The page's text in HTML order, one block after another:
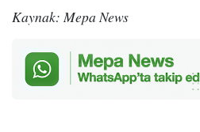
Kaynak: Mepa News